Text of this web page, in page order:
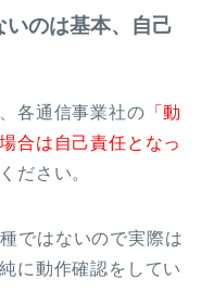
のは基本、自己
各通信事業社の 「動
合は自己責任となっ
ださい。
ではないので実際は
に動作確認をしてい